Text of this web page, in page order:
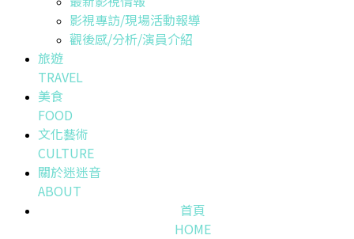
影視專訪/現場活動報導
觀後感/分析/演員介紹
旅遊
TRAVEL
美食
FOOD
文化藝術
CULTURE
關於迷迷音
ABOUT
首頁
HOME